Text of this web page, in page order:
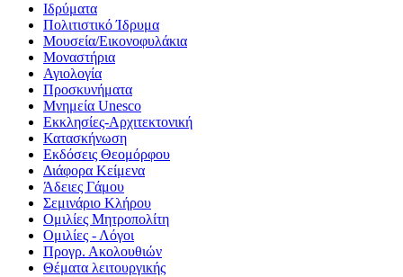
Ιδρύματα
Πολιτιστικό Ίδρυμα
Μουσεία/Εικονοφυλάκια
Μοναστήρια
Αγιολογία
Προσκυνήματα
Μνημεία Unesco
Εκκλησίες-Αρχιτεκτονική
Κατασκήνωση
Εκδόσεις Θεομόρφου
Διάφορα Κείμενα
Άδειες Γάμου
Σεμινάριο Κλήρου
Ομιλίες Μητροπολίτη
Ομιλίες - Λόγοι
Προγρ. Ακολουθιών
Θέματα λειτουργικής